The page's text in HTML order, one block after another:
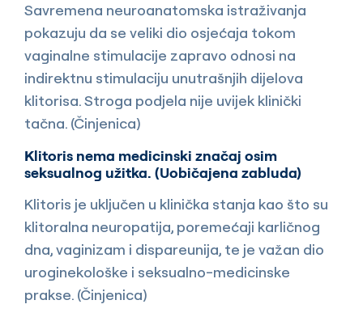
Savremena neuroanatomska istraživanja
pokazuju da se veliki dio osjećaja tokom
vaginalne stimulacije zapravo odnosi na
indirektnu stimulaciju unutrašnjih dijelova
klitorisa. Stroga podjela nije uvijek klinički
tačna. (Činjenica)
Klitoris nema medicinski značaj osim
seksualnog užitka. (Uobičajena zabluda)
Klitoris je uključen u klinička stanja kao što su
klitoralna neuropatija, poremećaji karličnog
dna, vaginizam i dispareunija, te je važan dio
uroginekološke i seksualno-medicinske
prakse. (Činjenica)